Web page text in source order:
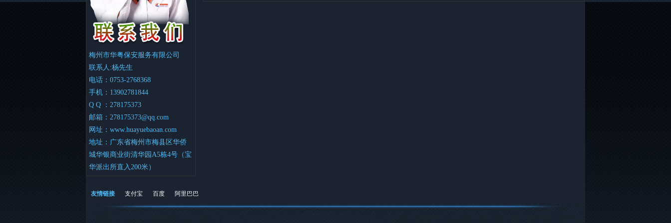
梅州市华粤保安服务有限公司
联系人:杨先生
电话：0753-2768368
手机：13902781844
Q Q ：278175373
邮箱： 278175373@qq.com
网址： www.huayuebaoan.com
地址：广东省梅州市梅县区华侨
城华银商业街清华园A5栋4号（宝
华派出所直入200米）
友情链接 支付宝 百度 阿里巴巴